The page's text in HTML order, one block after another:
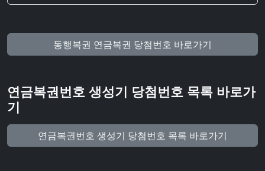
동행복권 연금복권 당첨번호 바로가기
연금복권번호 생성기 당첨번호 목록 바로가
기
연금복권번호 생성기 당첨번호 목록 바로가기